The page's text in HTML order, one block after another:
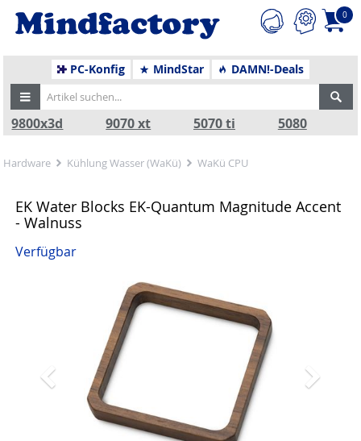
0
PC-Konfig MindStar DAMN!-Deals
9800x3d 9070 xt 5070 ti 5080
Hardware Kühlung Wasser (WaKü) WaKü CPU
EK Water Blocks EK-Quantum Magnitude Accent
- Walnuss
Verfügbar
Zurück